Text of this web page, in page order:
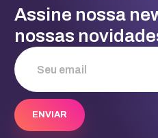
Assine nossa
nossas